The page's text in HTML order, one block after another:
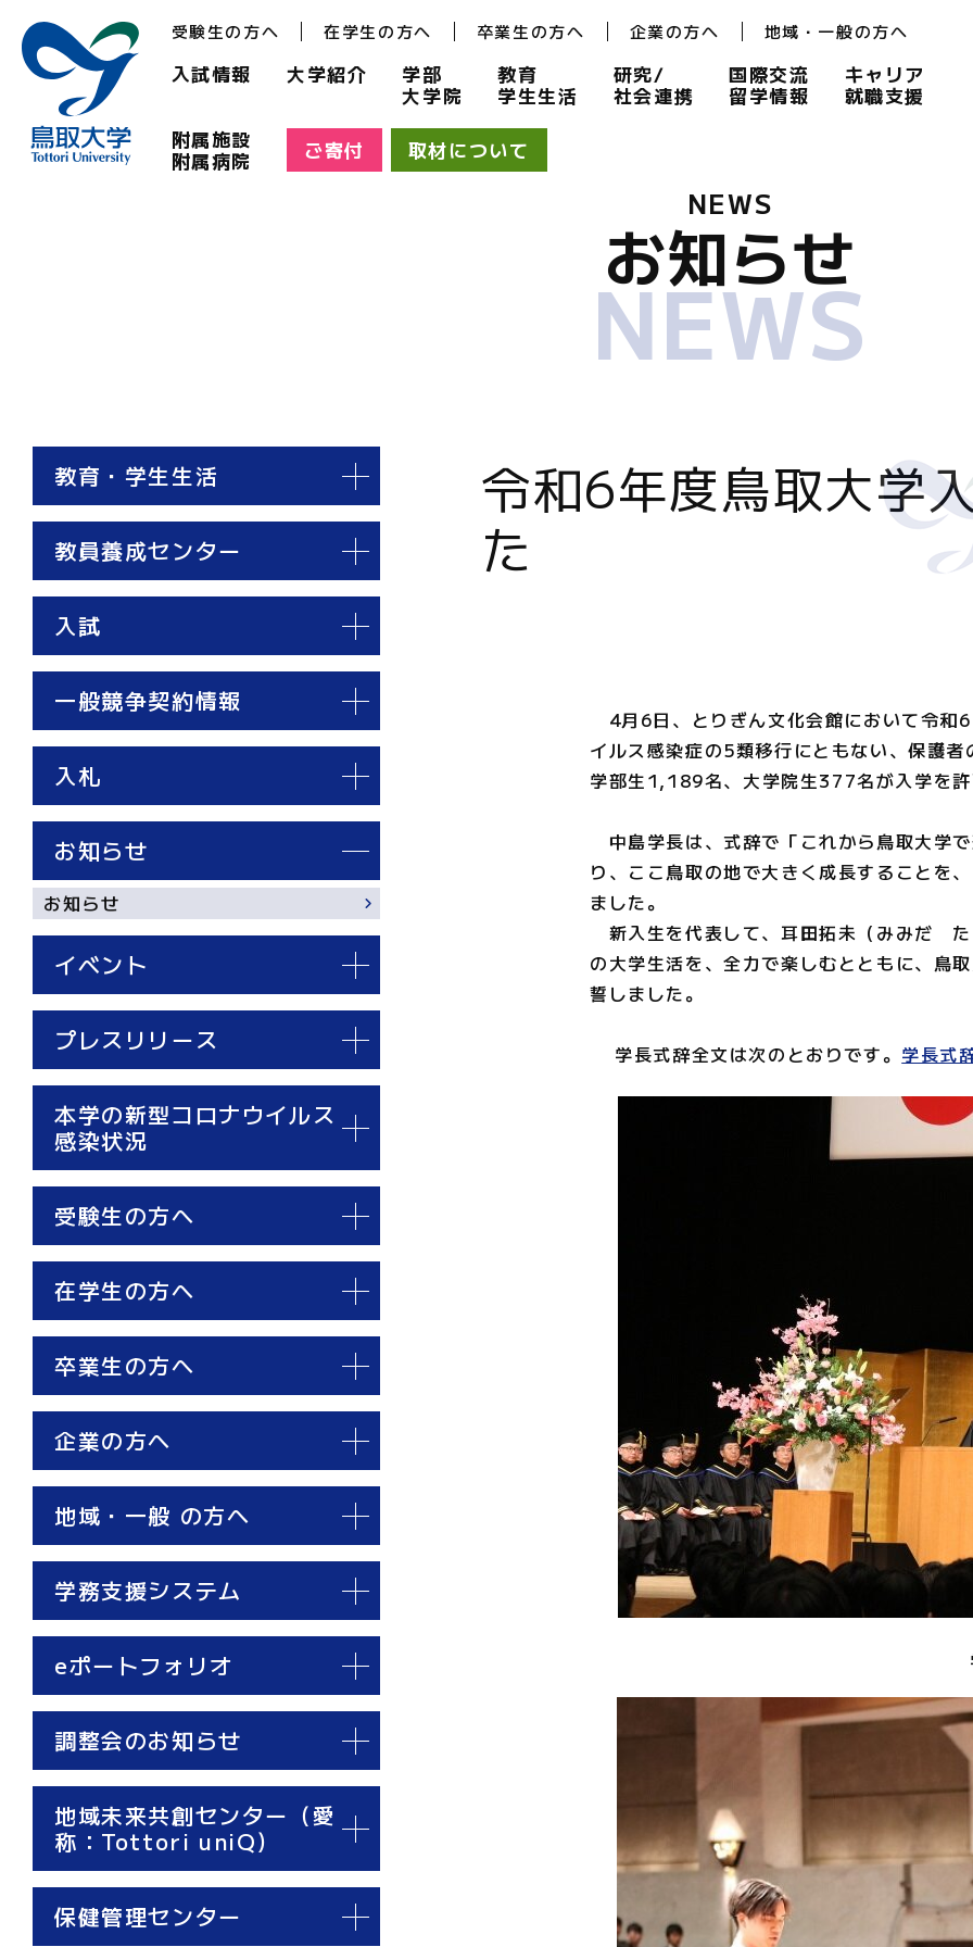
受験生の方へ 在学生の方へ 卒業生の方へ 企業の方へ 地域・一般の方へ
入試情報 大学紹介
学部
大学院
教育
学生生活
研究/
社会連携
国際交流
留学情報
キャリア
就職支援
附属施設
附属病院
ご寄付 取材について
NEWS
お知らせ
NEWS
教育・学生生活
教員養成センター
入試
一般競争契約情報
入札
お知らせ
お知らせ
イベント
プレスリリース
本学の新型コロナウイルス
感染状況
受験生の方へ
在学生の方へ
卒業生の方へ
企業の方へ
地域・一般 の方へ
学務支援システム
eポートフォリオ
調整会のお知らせ
地域未来共創センター（愛
称：Tottori uniQ）
保健管理センター
令和6年度鳥取大学
た
4月6日、とりぎん文化会館において令和6
イルス感染症の5類移行にともない、保護
学部生1,189名、大学院生377名が入学を
中島学長は、式辞で「これから鳥取大学
り、ここ鳥取の地で大きく成長することを
ました。
新入生を代表して、耳田拓未（みみだ
の大学生活を、全力で楽しむとともに、鳥
誓しました。
学長式辞全文は次のとおりです。 学長式